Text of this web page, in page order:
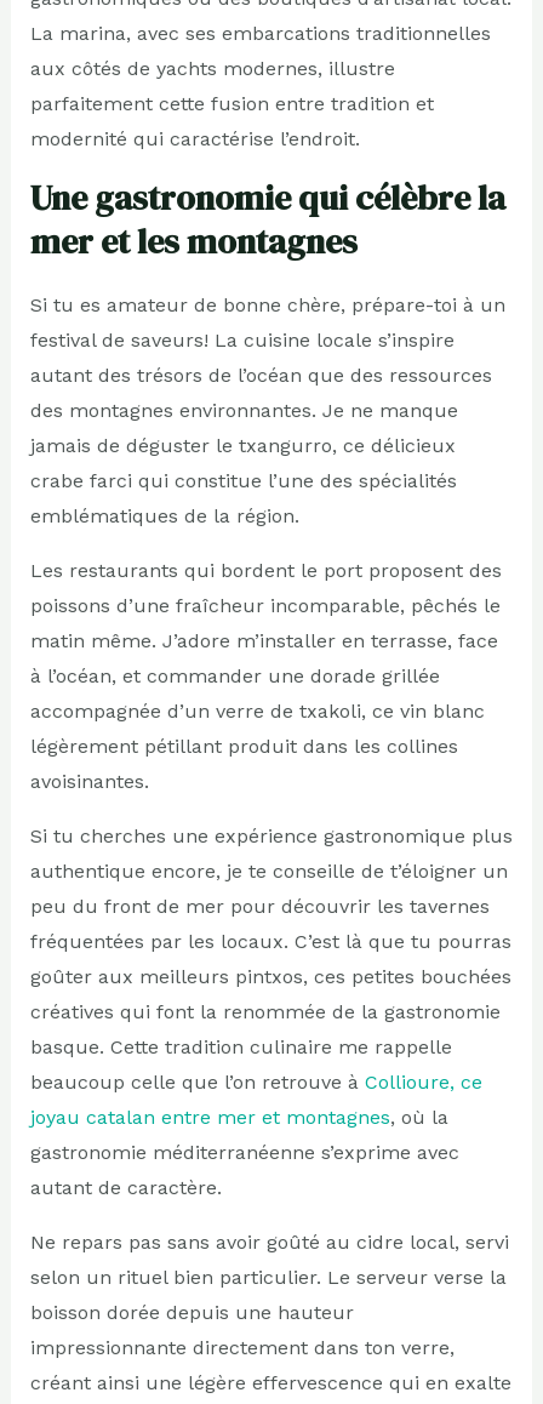
La marina, avec ses embarcations traditionnelles
aux côtés de yachts modernes, illustre
parfaitement cette fusion entre tradition et
modernité qui caractérise l’endroit.
Une gastronomie qui célèbre la
mer et les montagnes
Si tu es amateur de bonne chère, prépare-toi à un
festival de saveurs! La cuisine locale s’inspire
autant des trésors de l’océan que des ressources
des montagnes environnantes. Je ne manque
jamais de déguster le txangurro, ce délicieux
crabe farci qui constitue l’une des spécialités
emblématiques de la région.
Les restaurants qui bordent le port proposent des
poissons d’une fraîcheur incomparable, pêchés le
matin même. J’adore m’installer en terrasse, face
à l’océan, et commander une dorade grillée
accompagnée d’un verre de txakoli, ce vin blanc
légèrement pétillant produit dans les collines
avoisinantes.
Si tu cherches une expérience gastronomique plus
authentique encore, je te conseille de t’éloigner un
peu du front de mer pour découvrir les tavernes
fréquentées par les locaux. C’est là que tu pourras
goûter aux meilleurs pintxos, ces petites bouchées
créatives qui font la renommée de la gastronomie
basque. Cette tradition culinaire me rappelle
beaucoup celle que l’on retrouve à Collioure, ce
joyau catalan entre mer et montagnes, où la
gastronomie méditerranéenne s’exprime avec
autant de caractère.
Ne repars pas sans avoir goûté au cidre local, servi
selon un rituel bien particulier. Le serveur verse la
boisson dorée depuis une hauteur
impressionnante directement dans ton verre,
créant ainsi une légère effervescence qui en exalte